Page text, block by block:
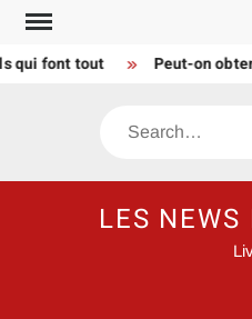
Skip
content
font tout Peut-on obtenir
Search
LES